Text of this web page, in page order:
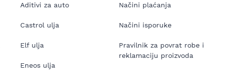
Aditivi za auto
Castrol ulja
Elf ulja
Eneos ulja
Načini plaćanja
Načini isporuke
Pravilnik za povrat robe i
reklamaciju proizvoda